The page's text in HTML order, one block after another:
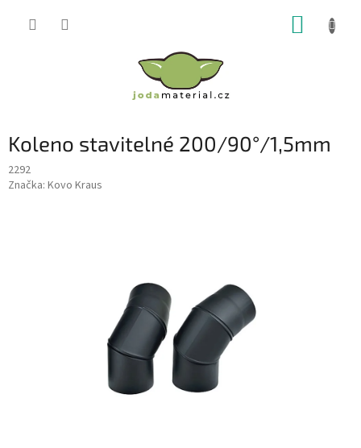
Koleno stavitelné 200/90°/1,5mm
2292
Značka: Kovo Kraus